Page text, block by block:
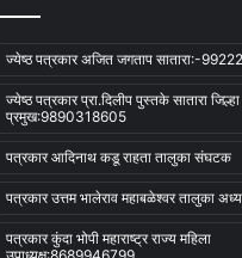
ज्येष्ठ पत्रकार अजित जगताप सातारा:-
ज्येष्ठ पत्रकार प्रा.दिलीप पुस्तके सातारा जिल्हा
प्रमुख:9890318605
पत्रकार आदिनाथ कडू राहता तालुका संघटक
पत्रकार उत्तम भालेराव महाबळेश्वर तालुका
पत्रकार कुंदा भोपी महाराष्ट्र राज्य महिला